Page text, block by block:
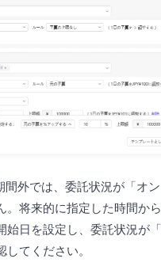
外では、委託状況が「オ
。将来的に指定した時間か
始日を設定し、委託状況が
てください。